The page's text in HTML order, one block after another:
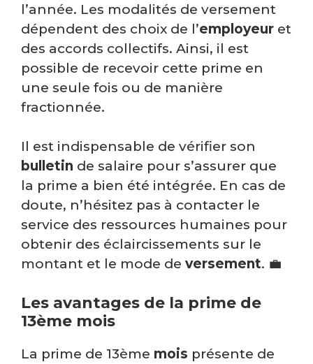
l’année. Les modalités de versement
dépendent des choix de l’employeur et
des accords collectifs. Ainsi, il est
possible de recevoir cette prime en
une seule fois ou de manière
fractionnée.
Il est indispensable de vérifier son
bulletin de salaire pour s’assurer que
la prime a bien été intégrée. En cas de
doute, n’hésitez pas à contacter le
service des ressources humaines pour
obtenir des éclaircissements sur le
montant et le mode de versement. 💼
Les avantages de la prime de
13ème mois
La prime de 13ème mois présente de